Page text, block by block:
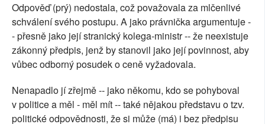
Odpověď (prý) nedostala, což považovala za mlčenlivé
schválení svého postupu. A jako právnička argumentuje -
- přesně jako její stranický kolega-ministr -- že neexistuje
zákonný předpis, jenž by stanovil jako její povinnost, aby
vůbec odborný posudek o ceně vyžadovala.
Nenapadlo jí zřejmě -- jako někomu, kdo se pohyboval
v politice a měl - měl mít -- také nějakou představu o tzv.
politické odpovědnosti, že si může (má) i bez předpisu